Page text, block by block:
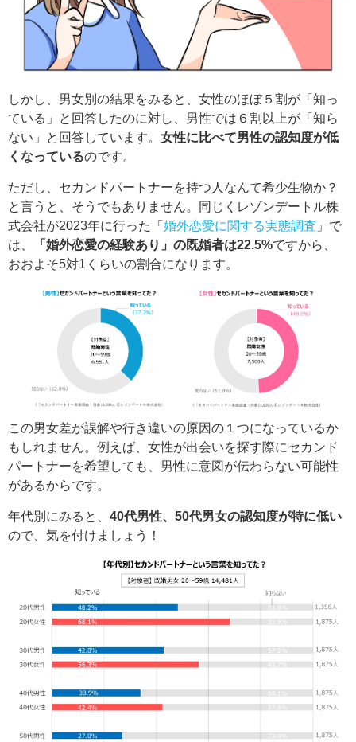
しかし、男女別の結果をみると、女性のほぼ５割が「知っ
ている」と回答したのに対し、男性では６割以上が「知ら
ない」と回答しています。 女性に比べて男性の認知度が低
くなっているのです。
ただし、セカンドパートナーを持つ人なんて希少生物か？
と言うと、そうでもありません。同じくレゾンデートル株
式会社が2023年に行った「 婚外恋愛に関する実態調査 」で
は、
「婚外恋愛の経験あり」の既婚者は22.5%ですから、
おおよそ5対1くらいの割合になります。
この男女差が誤解や行き違いの原因の１つになっているか
もしれません。例えば、女性が出会いを探す際にセカンド
パートナーを希望しても、男性に意図が伝わらない可能性
があるからです。
年代別にみると、 40代男性、50代男女の認知度が特に低い
ので、気を付けましょう！